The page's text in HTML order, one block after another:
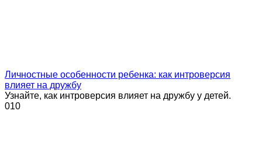
Личностные особенности ребенка: как интроверсия
влияет на дружбу
Узнайте, как интроверсия влияет на дружбу у детей.
010